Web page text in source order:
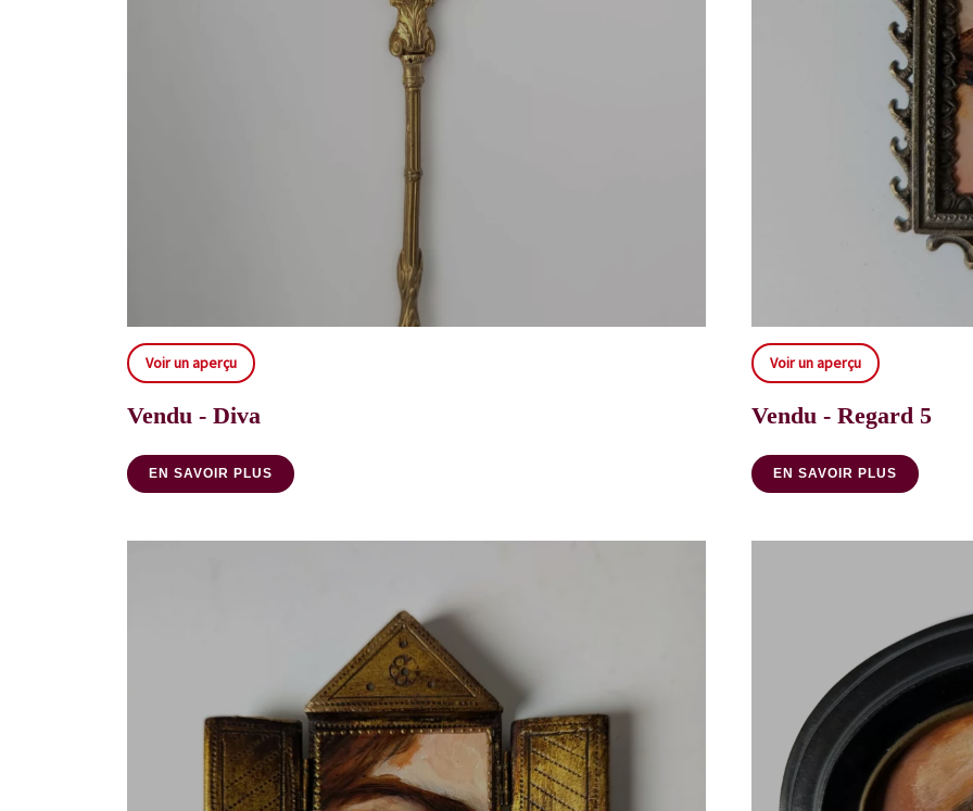
Voir un aperçu
Vendu - Diva
EN SAVOIR PLUS
Voir un aperçu
Vendu - Regard 5
EN SAVOIR PLUS